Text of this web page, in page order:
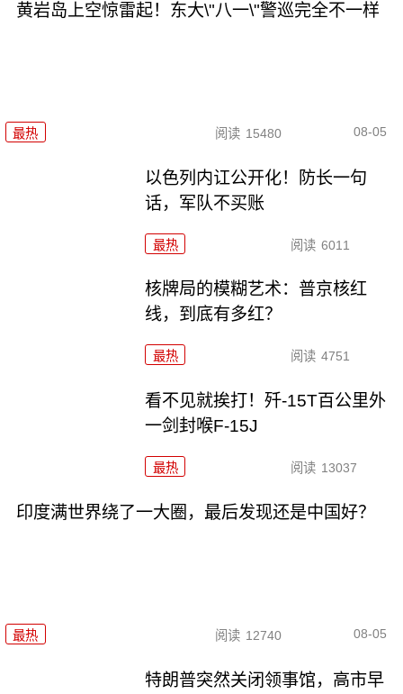
黄岩岛上空惊雷起！东大\"八一\"警巡完全不一样
最热 阅读 15480 08-05
以色列内讧公开化！防长一句
话，军队不买账
最热 阅读 6011
核牌局的模糊艺术：普京核红
线，到底有多红？
最热 阅读 4751
看不见就挨打！歼-15T百公里外
一剑封喉F-15J
最热 阅读 13037
印度满世界绕了一大圈，最后发现还是中国好？
最热 阅读 12740 08-05
特朗普突然关闭领事馆，高市早